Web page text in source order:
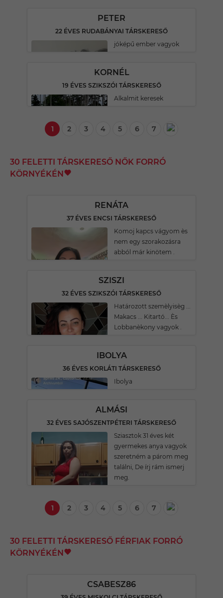
PETER
22 ÉVES RUDABÁNYAI TÁRSKERESŐ
jóképű ember vagyok
KORNÉL
19 ÉVES SZIKSZÓI TÁRSKERESŐ
Alkalmit keresek
1 2 3 4 5 6 7
30 FELETTI TÁRSKERESŐ NŐK FORRÓ
KÖRNYÉKÉN
RENÁTA
37 ÉVES ENCSI TÁRSKERESŐ
Komoj kapcs vágyom ès
nem egy szorakozásra
abból már kinötem .
SZISZI
32 ÉVES SZIKSZÓI TÁRSKERESŐ
Határozott szemèlyisèg ...
Makacs ... Kitartó... Ès
Lobbanèkony vagyok .
IBOLYA
36 ÉVES KORLÁTI TÁRSKERESŐ
Ibolya
ALMÁSI
32 ÉVES SAJÓSZENTPÉTERI TÁRSKERESŐ
Sziasztok 31 éves két
gyermekes anya vagyok
szeretném a párom meg
találni, De írj rám ismerj
meg.
1 2 3 4 5 6 7
30 FELETTI TÁRSKERESŐ FÉRFIAK FORRÓ
KÖRNYÉKÉN
CSABESZ86